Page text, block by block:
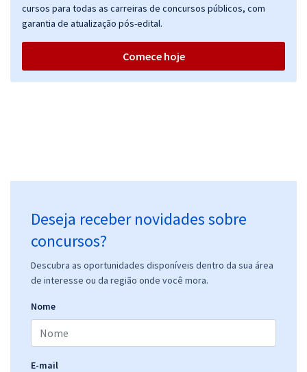
cursos para todas as carreiras de concursos públicos, com
garantia de atualização pós-edital.
Comece hoje
Deseja receber novidades sobre
concursos?
Descubra as oportunidades disponíveis dentro da sua área
de interesse ou da região onde você mora.
Nome
E-mail